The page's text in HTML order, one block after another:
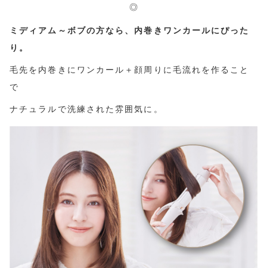
◎
ミディアム～ボブの方なら、内巻きワンカールにぴった
り。
毛先を内巻きにワンカール＋顔周りに毛流れを作ること
で
ナチュラルで洗練された雰囲気に。